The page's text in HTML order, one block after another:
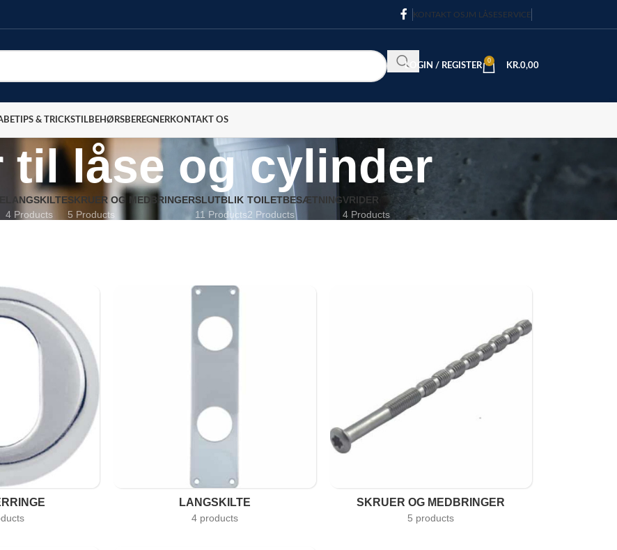
KONTAKT OS JM LÅSESERVICE
LOGIN / REGISTER
0
KR.0,00
TIPS & TRICKSTILBEHØRSBEREGNERKONTAKT OS
til låse og cylinder
LANGSKILTE
4 Products
SKRUER OG MEDBRINGER
5 Products
SLUTBLIK
11 Products
TOILETBESÆTNING
2 Products
VRIDER
4 Products
LANGSKILTE
4 products
SKRUER OG MEDBRINGER
5 products